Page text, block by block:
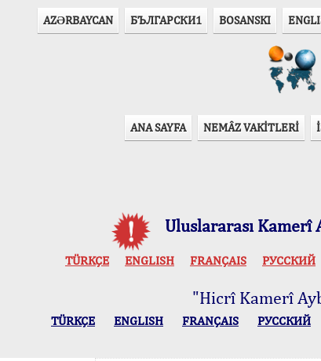
AZӘRBAYCAN БЪЛГАРСКИ1 BOSANSKI
ANA SAYFA NEMÂZ VAKİTLERİ
Uluslararası Kamerî
TÜRKÇE ENGLISH FRANÇAIS РУССКИЙ
"Hicrî Kamerî
TÜRKÇE ENGLISH FRANÇAIS РУССКИЙ